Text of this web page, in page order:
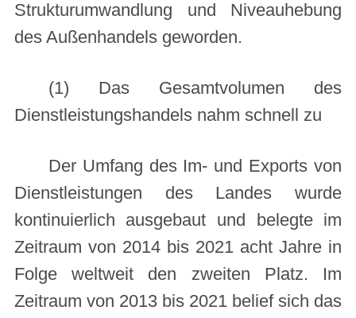
Strukturumwandlung und Niveauhebung
des Außenhandels geworden.
(1) Das Gesamtvolumen des
Dienstleistungshandels nahm schnell zu
Der Umfang des Im- und Exports von
Dienstleistungen des Landes wurde
kontinuierlich ausgebaut und belegte im
Zeitraum von 2014 bis 2021 acht Jahre in
Folge weltweit den zweiten Platz. Im
Zeitraum von 2013 bis 2021 belief sich das